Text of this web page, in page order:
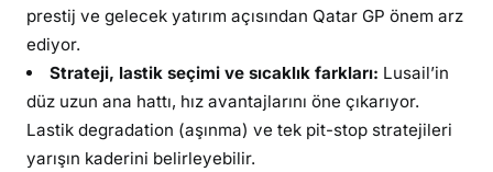
prestij ve gelecek yatırım açısından Qatar GP önem arz
ediyor.
Strateji, lastik seçimi ve sıcaklık farkları: Lusail’in
düz uzun ana hattı, hız avantajlarını öne çıkarıyor.
Lastik deg­radation (aşınma) ve tek pit-stop stratejileri
yarışın kaderini belirleyebilir.